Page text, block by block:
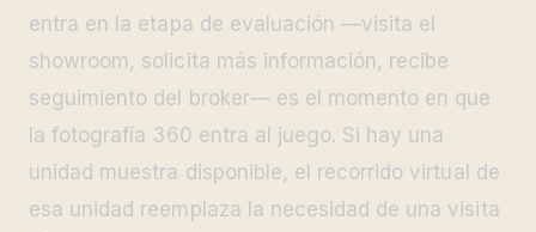
entra en la etapa de evaluación —visita el
showroom, solicita más información, recibe
seguimiento del broker— es el momento en que
la fotografía 360 entra al juego. Si hay una
unidad muestra disponible, el recorrido virtual de
esa unidad reemplaza la necesidad de una visita